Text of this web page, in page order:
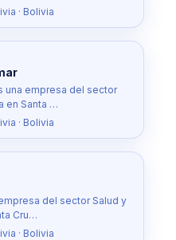
· Bolivia
una empresa del sector
en Santa …
· Bolivia
del sector Salud y
Cru…
· Bolivia